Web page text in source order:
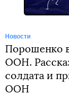
Новости
Порошенко
ООН.
солдата и
ООН